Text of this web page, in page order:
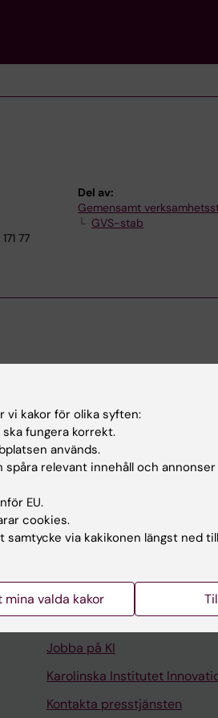
77
Del av:
Gemensamt
GVS-stab
Karolinska Institutet, 2025-
Karolinska
Universitetsbiblioteket
Stöd forskning och utbildning
Jobba på KI
Karolinska Institutet
Kontakta presstjänsten
vi kakor för olika syften:
fungera korrekt.
används.
spåra relevant innehåll och
EU.
cookies.
via kakikonen längst ned
mina valda kakor